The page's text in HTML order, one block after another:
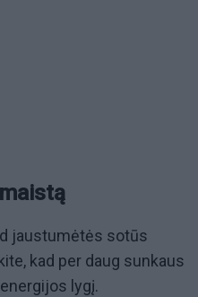
jaustumėtės sotūs
kad per daug sunkaus
lygį.